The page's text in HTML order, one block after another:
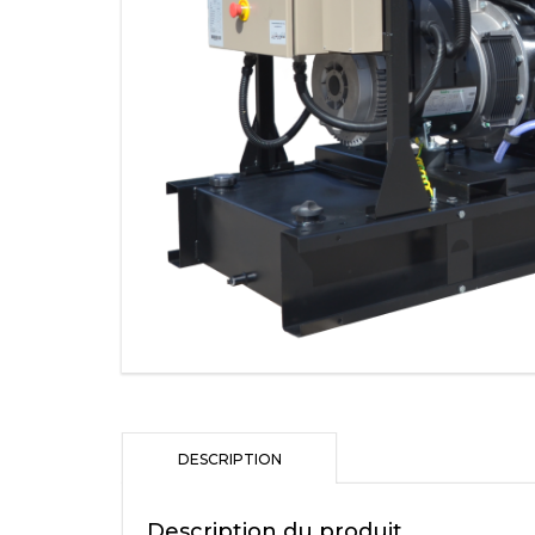
GROUPES
MOTEURS
ALTERNATEURS
PANNEAUX DE
CAPOTAGES
TRAITEMENT
DESCRIPTION